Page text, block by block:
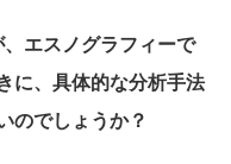
エスノグラフィーで
に、具体的な分析手法
のでしょうか？